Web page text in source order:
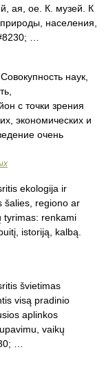
ая, ое. К. музей. К
населения,
…
наук,
с точки зрения
экономических и
очень
ekologija ir
šalies, regiono ar
tyrimas: renkami
istoriją, kalbą.
švietimas
visą pradinio
aplinkos
vaikų
…